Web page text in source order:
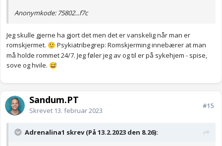
Anonymkode: 75802...f7c
Jeg skulle gjerne ha gjort det men det er vanskelig når man er
romskjermet. 🙂 Psykiatribegrep: Romskjerming innebærer at man
må holde rommet 24/7. Jeg føler jeg av og til er på sykehjem - spise,
sove og hvile. 😅
Sandum.PT
Skrevet 13. februar 2023
#15
Adrenalina1 skrev (På 13.2.2023 den 8.26):